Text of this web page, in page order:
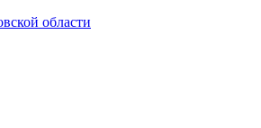
области